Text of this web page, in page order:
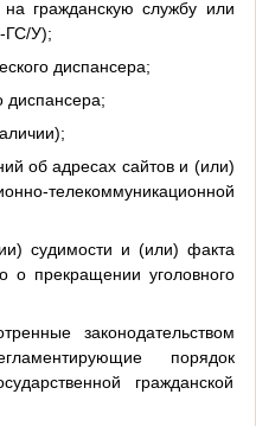
гражданскую службу или
ГС/У);
диспансера;
диспансера;
об адресах сайтов и (или)
телекоммуникационной
судимости и (или) факта
о прекращении уголовного
законодательством
порядок
гражданской